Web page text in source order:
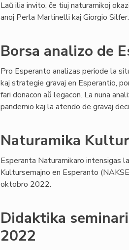
Laŭ ilia invito, ĉe tiuj naturamikoj
anoj Perla Martinelli kaj Giorgio
Borsa analizo de
Pro Esperanto analizas periode la
kaj strategie gravaj en Esperantio,
fari donacon aŭ legacon. La nuna
pandemio kaj la atendo de gravaj
Naturamika
Esperanta Naturamikaro intensigas
Kultursemajno en Esperanto
oktobro 2022.
Didaktika
2022